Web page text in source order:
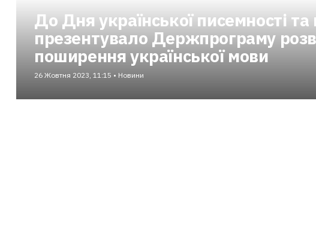
До Дня української писемності
презентувало Держпрограму
поширення української мови
26 Жовтня 2023, 11:15 • Новини